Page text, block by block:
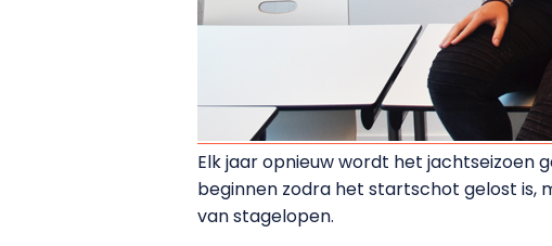
Elk jaar opnieuw wordt het jachtseizoen
beginnen zodra het startschot gelost is,
van stagelopen.